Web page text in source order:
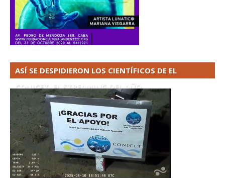
ASÍ SE DESPIDIERON LOS CIENTÍFICOS DE EL
CONICET. EL STREAMING DEL AÑO